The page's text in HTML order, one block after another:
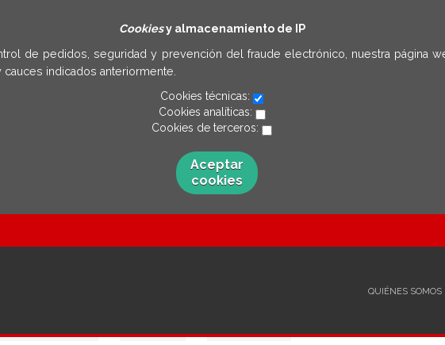
Cookiesy almacenamiento de IP
de pedidos, seguridad y prevención del fraude electrónico, nuestra página
indicados anteriormente.
Cookies técnicas:
Cookies analíticas:
Cookies de terceros:
Aceptar
cookies
QUIÉNES SOMOS